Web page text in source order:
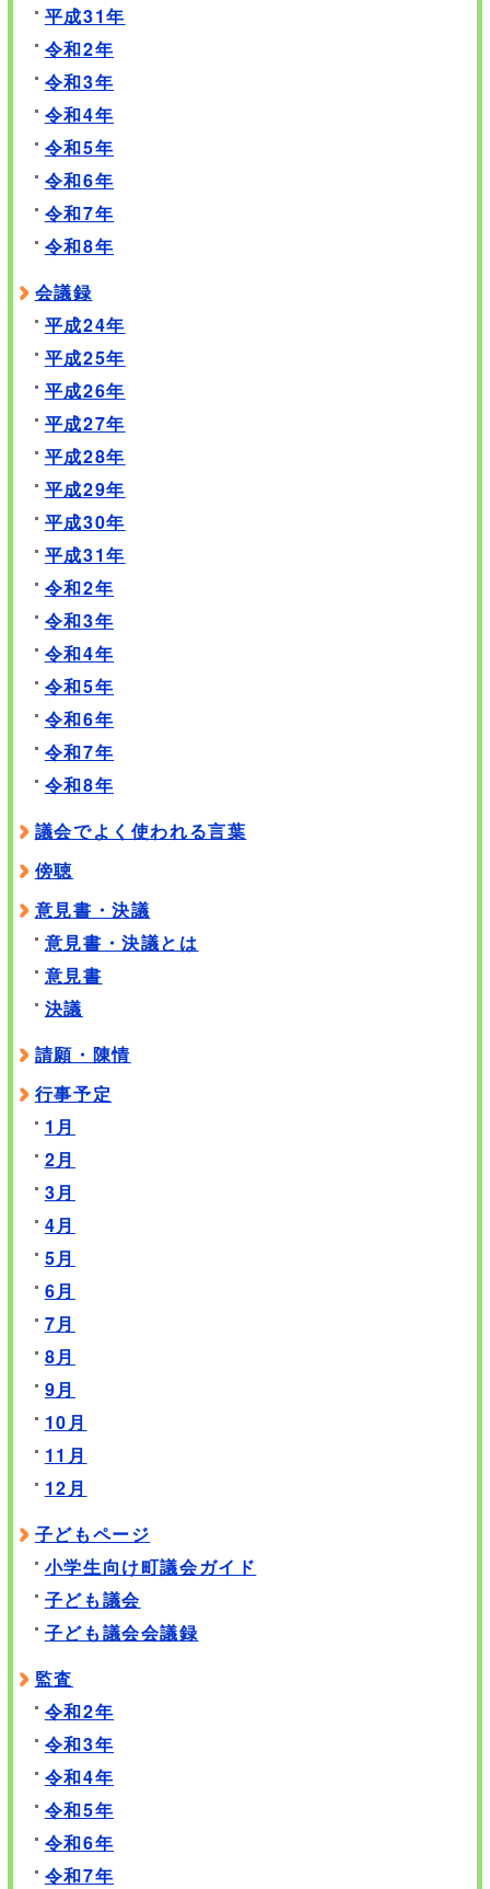
平成31年
令和2年
令和3年
令和4年
令和5年
令和6年
令和7年
令和8年
会議録
平成24年
平成25年
平成26年
平成27年
平成28年
平成29年
平成30年
平成31年
令和2年
令和3年
令和4年
令和5年
令和6年
令和7年
令和8年
議会でよく使われる言葉
傍聴
意見書・決議
意見書・決議とは
意見書
決議
請願・陳情
行事予定
1月
2月
3月
4月
5月
6月
7月
8月
9月
10月
11月
12月
子どもページ
小学生向け町議会ガイド
子ども議会
子ども議会会議録
監査
令和2年
令和3年
令和4年
令和5年
令和6年
令和7年